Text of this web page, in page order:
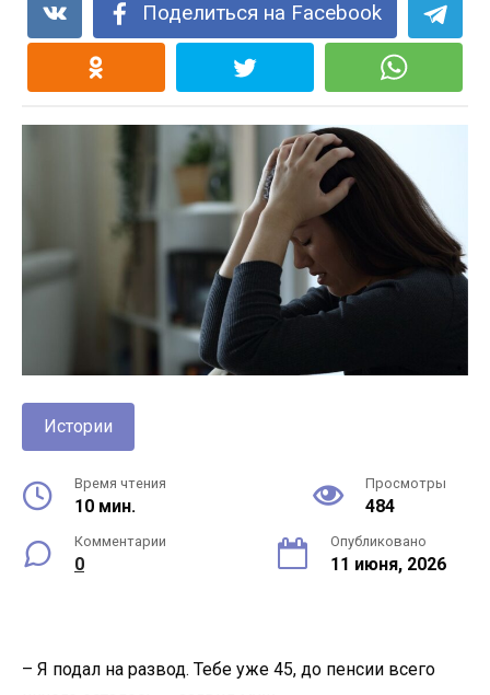
Поделиться на Facebook
Истории
Время чтения
10 мин.
Просмотры
484
Комментарии
0
Опубликовано
11 июня, 2026
– Я подал на развод. Тебе уже 45, до пенсии всего